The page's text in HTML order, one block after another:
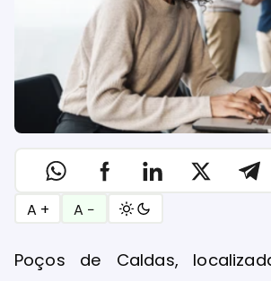
A + A −
Poços de Caldas,